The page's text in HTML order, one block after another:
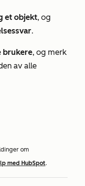
et objekt, og
.
brukere, og merk
av alle
om
med HubSpot.